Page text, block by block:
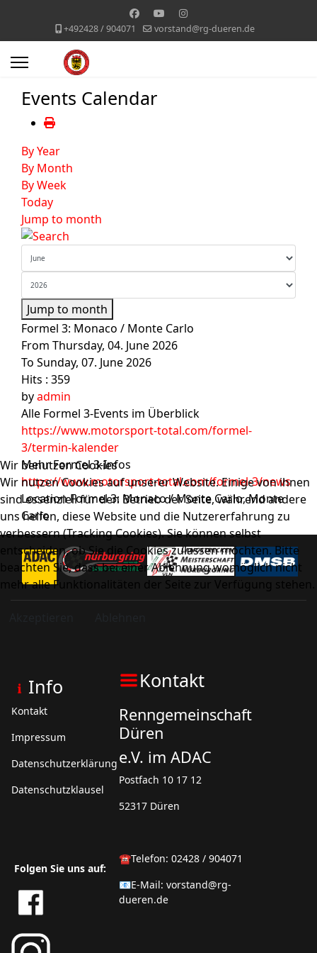
+492428 / 904071 vorstand@rg-dueren.de
Events Calendar
By Year
By Month
By Week
Today
Jump to month
Jump to month
Formel 3: Monaco / Monte Carlo
From Thursday, 04. June 2026
To Sunday, 07. June 2026
Hits : 359
byadmin
Alle Formel 3-Events im Überblick
https://www.motorsport-total.com/formel-
3/termin-kalender
Mehr Formel 3-Infos
https://www.motorsport-total.com/formel-3/news
LocationFormel 3: Monaco / Monte Carlo, Monte
Carlo
Info
Kontakt
Impressum
Datenschutzerklärung
Datenschutzklausel
Folgen Sie uns auf:
Kontakt
Renngemeinschaft
Düren
e.V. im ADAC
Postfach 10 17 12
52317 Düren
☎️Telefon: 02428 / 904071
📧E-Mail: vorstand@rg-
dueren.de
Wir benutzen Cookies
Wir nutzen Cookies auf unserer Website. Einige von ihnen
sind essenziell für den Betrieb der Seite, während andere
uns helfen, diese Website und die Nutzererfahrung zu
verbessern (Tracking Cookies). Sie können selbst
entscheiden, ob Sie die Cookies zulassen möchten. Bitte
beachten Sie, dass bei einer Ablehnung womöglich nicht
mehr alle Funktionalitäten der Seite zur Verfügung stehen.